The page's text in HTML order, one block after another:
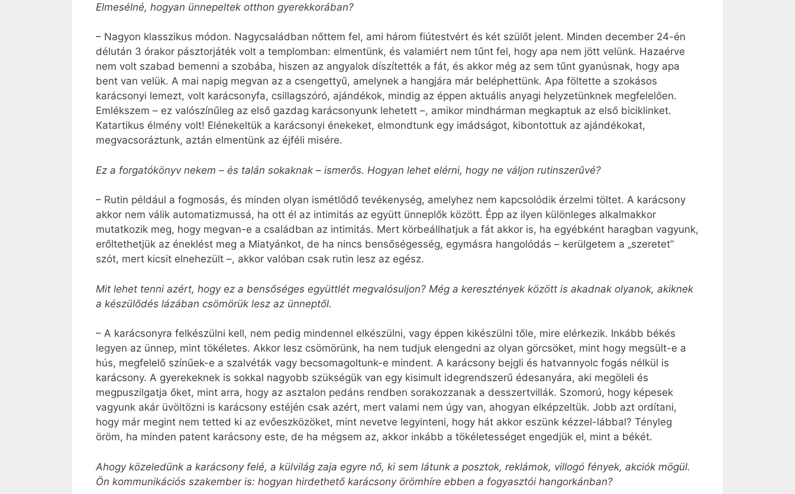
Elmesélné, hogyan ünnepeltek otthon gyerekkorában?
– Nagyon klasszikus módon. Nagycsaládban nőttem fel, ami három fiútestvért és két szülőt jelent. Minden december 24-én
délután 3 órakor pásztorjáték volt a templomban: elmentünk, és valamiért nem tűnt fel, hogy apa nem jött velünk. Hazaérve
nem volt szabad bemenni a szobába, hiszen az angyalok díszítették a fát, és akkor még az sem tűnt gyanúsnak, hogy apa
bent van velük. A mai napig megvan az a csengettyű, amelynek a hangjára már beléphettünk. Apa föltette a szokásos
karácsonyi lemezt, volt karácsonyfa, csillagszóró, ajándékok, mindig az éppen aktuális anyagi helyzetünknek megfelelően.
Emlékszem – ez valószínűleg az első gazdag karácsonyunk lehetett –, amikor mindhárman megkaptuk az első biciklinket.
Katartikus élmény volt! Elénekeltük a karácsonyi énekeket, elmondtunk egy imádságot, kibontottuk az ajándékokat,
megvacsoráztunk, aztán elmentünk az éjféli misére.
Ez a forgatókönyv nekem – és talán sokaknak – ismerős. Hogyan lehet elérni, hogy ne váljon rutinszerűvé?
– Rutin például a fogmosás, és minden olyan ismétlődő tevékenység, amelyhez nem kapcsolódik érzelmi töltet. A karácsony
akkor nem válik automatizmussá, ha ott él az intimitás az együtt ünneplők között. Épp az ilyen különleges alkalmakkor
mutatkozik meg, hogy megvan-e a családban az intimitás. Mert körbeállhatjuk a fát akkor is, ha egyébként haragban vagyunk,
erőltethetjük az éneklést meg a Miatyánkot, de ha nincs bensőségesség, egymásra hangolódás – kerülgetem a „szeretet”
szót, mert kicsit elnehezült –, akkor valóban csak rutin lesz az egész.
Mit lehet tenni azért, hogy ez a bensőséges együttlét megvalósuljon? Még a keresztények között is akadnak olyanok, akiknek
a készülődés lázában csömörük lesz az ünneptől.
– A karácsonyra felkészülni kell, nem pedig mindennel elkészülni, vagy éppen kikészülni tőle, mire elérkezik. Inkább békés
legyen az ünnep, mint tökéletes. Akkor lesz csömörünk, ha nem tudjuk elengedni az olyan görcsöket, mint hogy megsült-e a
hús, megfelelő színűek-e a szalvéták vagy becsomagoltunk-e mindent. A karácsony bejgli és hatvannyolc fogás nélkül is
karácsony. A gyerekeknek is sokkal nagyobb szükségük van egy kisimult idegrendszerű édesanyára, aki megöleli és
megpuszilgatja őket, mint arra, hogy az asztalon pedáns rendben sorakozzanak a desszertvillák. Szomorú, hogy képesek
vagyunk akár üvöltözni is karácsony estéjén csak azért, mert valami nem úgy van, ahogyan elképzeltük. Jobb azt ordítani,
hogy már megint nem tetted ki az evőeszközöket, mint nevetve legyinteni, hogy hát akkor eszünk kézzel-lábbal? Tényleg
öröm, ha minden patent karácsony este, de ha mégsem az, akkor inkább a tökéletességet engedjük el, mint a békét.
Ahogy közeledünk a karácsony felé, a külvilág zaja egyre nő, ki sem látunk a posztok, reklámok, villogó fények, akciók mögül.
Ön kommunikációs szakember is: hogyan hirdethető karácsony örömhíre ebben a fogyasztói hangorkánban?